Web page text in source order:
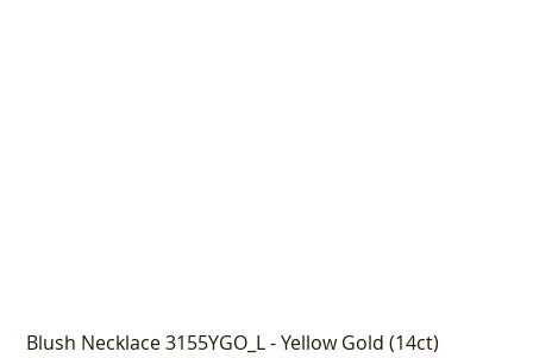
Blush Necklace 3155YGO_L - Yellow Gold (14ct)